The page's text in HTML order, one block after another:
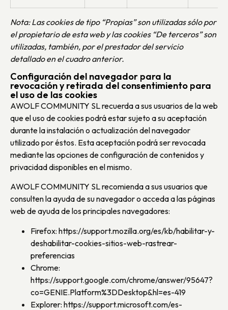
Nota: Las cookies de tipo “Propias” son utilizadas sólo por
el propietario de esta web y las cookies “De terceros” son
utilizadas, también, por el prestador del servicio
detallado en el cuadro anterior.
Configuración del navegador para la
revocación y retirada del consentimiento para
el uso de las cookies
AWOLF COMMUNITY SL recuerda a sus usuarios de la web
que el uso de cookies podrá estar sujeto a su aceptación
durante la instalación o actualización del navegador
utilizado por éstos. Esta aceptación podrá ser revocada
mediante las opciones de configuración de contenidos y
privacidad disponibles en el mismo.
AWOLF COMMUNITY SL recomienda a sus usuarios que
consulten la ayuda de su navegador o acceda a las páginas
web de ayuda de los principales navegadores:
Firefox: https://support.mozilla.org/es/kb/habilitar-y-
deshabilitar-cookies-sitios-web-rastrear-
preferencias
Chrome:
https://support.google.com/chrome/answer/95647?
co=GENIE.Platform%3DDesktop&hl=es-419
Explorer: https://support.microsoft.com/es-